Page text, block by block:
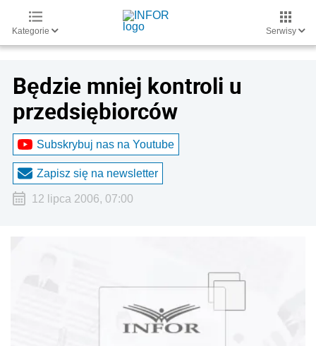
Kategorie Serwisy
Będzie mniej kontroli u
przedsiębiorców
Subskrybuj nas na Youtube
Zapisz się na newsletter
12 lipca 2006, 07:00